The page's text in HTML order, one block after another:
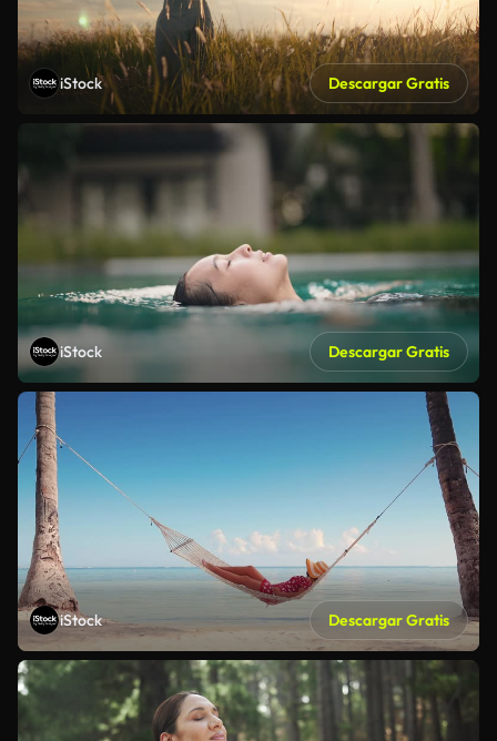
iStock Descargar Gratis
iStock Descargar Gratis
iStock Descargar Gratis